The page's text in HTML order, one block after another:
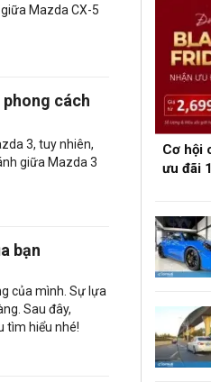
Mazda CX-5
cách
3, tuy nhiên,
giữa Mazda 3
bạn
của mình. Sự lựa
Sau đây,
tìm hiểu nhé!
Cơ hội
ưu đãi